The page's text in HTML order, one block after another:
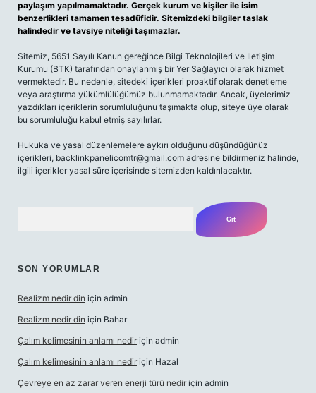
paylaşım yapılmamaktadır. Gerçek kurum ve kişiler ile isim
benzerlikleri tamamen tesadüfidir. Sitemizdeki bilgiler taslak
halindedir ve tavsiye niteliği taşımazlar.
Sitemiz, 5651 Sayılı Kanun gereğince Bilgi Teknolojileri ve İletişim
Kurumu (BTK) tarafından onaylanmış bir Yer Sağlayıcı olarak hizmet
vermektedir. Bu nedenle, sitedeki içerikleri proaktif olarak denetleme
veya araştırma yükümlülüğümüz bulunmamaktadır. Ancak, üyelerimiz
yazdıkları içeriklerin sorumluluğunu taşımakta olup, siteye üye olarak
bu sorumluluğu kabul etmiş sayılırlar.
Hukuka ve yasal düzenlemelere aykırı olduğunu düşündüğünüz
içerikleri, backlinkpanelicomtr@gmail.com adresine bildirmeniz halinde,
ilgili içerikler yasal süre içerisinde sitemizden kaldırılacaktır.
SON YORUMLAR
Realizm nedir din için admin
Realizm nedir din için Bahar
Çalım kelimesinin anlamı nedir için admin
Çalım kelimesinin anlamı nedir için Hazal
Çevreye en az zarar veren enerji türü nedir için admin